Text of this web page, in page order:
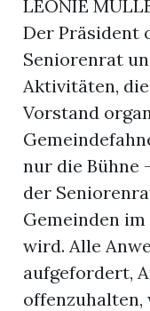
LÉONIE
Der Präsident
Seniorenrat
Aktivitäten,
Vorstand
nur die Bühne
der
Gemeinden
wird. Alle
aufgefordert,
offenzuhalten,